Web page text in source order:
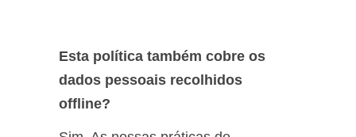
Esta política também cobre os
dados pessoais recolhidos
offline?